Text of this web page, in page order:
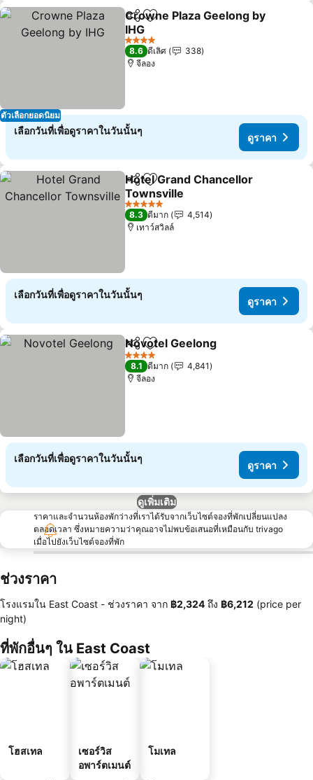
ตัวเลือกยอดนิยม
แชร์ เพิ่มในรายการโปรด
Crowne Plaza Geelong by
IHG
ดูราคา
4 ดาว
8.6 ดีเลิศ
338
จีลอง
เลือกวันที่เพื่อดูราคาในวันนั้นๆ
ดูราคา
แชร์ เพิ่มในรายการโปรด
Hotel Grand Chancellor
Townsville
ดูราคา
5 ดาว
8.3 ดีมาก
4,514
เทาว์สวิลล์
เลือกวันที่เพื่อดูราคาในวันนั้นๆ
ดูราคา
แชร์ เพิ่มในรายการโปรด
Novotel Geelong
4 ดาว
8.1 ดีมาก
4,841
จีลอง
เลือกวันที่เพื่อดูราคาในวันนั้นๆ
ดูราคา
ดูเพิ่มเติม
ราคาและจำนวนห้องพักว่างที่เราได้รับจากเว็บไซต์จองที่พักเปลี่ยนแปลง
ตลอดเวลา ซึ่งหมายความว่าคุณอาจไม่พบข้อเสนอที่เหมือนกับ trivago
เมื่อไปยังเว็บไซต์จองที่พัก
ช่วงราคา
โรงแรมใน East Coast - ช่วงราคา จาก ‎฿2,324 ถึง ‎฿6,212 (price per
night)
ที่พักอื่นๆ ใน East Coast
โฮสเทล
เซอร์วิส
อพาร์ตเมนต์
โมเทล